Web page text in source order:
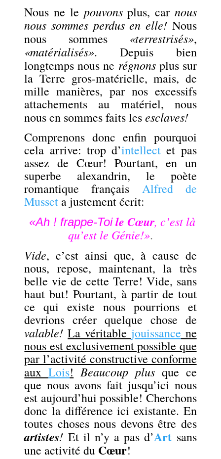
Nous ne le pouvonsplus, car nous
nous sommes perdus en elle!Nous
nous sommes «terrestrisés»,
«matérialisés». Depuis bien
longtemps nous ne régnonsplus sur
la Terre gros-matérielle, mais, de
mille manières, par nos excessifs
attachements au matériel, nous
nous en sommes faits lesesclaves!
Comprenons donc enfin pourquoi
cela arrive: trop d’intellect et pas
assez de Cœur! Pourtant, en un
superbe alexandrin, le poète
romantique français Alfred de
Musset a justement écrit:
«Ah ! frappe-Toi le Cœur, c’est là
qu’est le Génie!».
Vide, c’est ainsi que, à cause de
nous, repose, maintenant, la très
belle vie de cette Terre! Vide, sans
haut but! Pourtant, à partir de tout
ce qui existe nous pourrions et
devrions créer quelque chose de
valable! La véritable jouissance ne
nous est exclusivement possible que
par l’activité constructive conforme
auxLois! Beaucoup plusque ce
que nous avons fait jusqu’ici nous
est aujourd’hui possible! Cherchons
donc la différence ici existante. En
toutes choses nous devons être des
artistes! Et il n’y a pas d’Art sans
une activité du Cœur!